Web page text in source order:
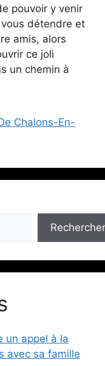
pouvoir y venir
détendre et
amis, alors
ce joli
un chemin à
Chalons-En-
Rechercher
un appel à la
avec sa famille